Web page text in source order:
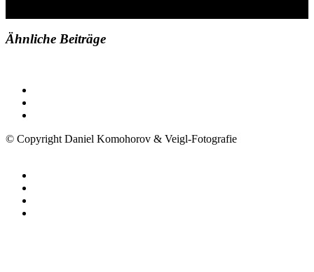
Ähnliche Beiträge
© Copyright Daniel Komohorov & Veigl-Fotografie